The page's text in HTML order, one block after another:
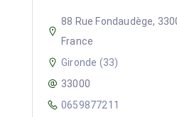
88 Rue Fondaudège,
France
Gironde (33)
33000
0659877211